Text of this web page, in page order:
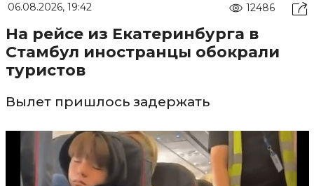
06.08.2026, 19:42 12486
На рейсе из Екатеринбурга в
Стамбул иностранцы обокрали
туристов
Вылет пришлось задержать